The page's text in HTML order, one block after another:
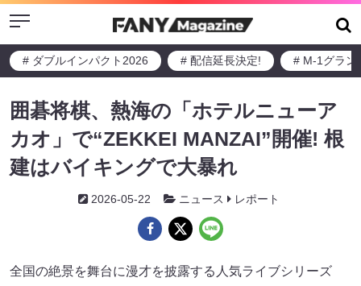
Menu
# ダブルインパクト2026 # 配信延長決定! # M-1グラン
囲碁将棋、熱海の「ホテルニューア
カオ」で“ZEKKEI MANZAI”開催! 根
建はバイキングで大暴れ
2026-05-22 ニュース レポート
全国の絶景を舞台に漫才を披露する人気ライブシリーズ